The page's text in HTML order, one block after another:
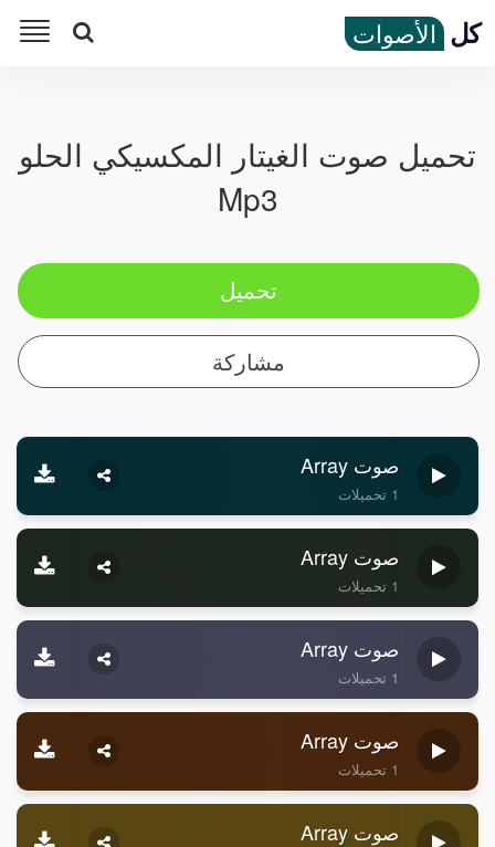
كل الأصوات
تحميل صوت الغيتار المكسيكي الحلو
Mp3
تحميل
مشاركة
صوت Array
1 تحميلات
صوت Array
1 تحميلات
صوت Array
1 تحميلات
صوت Array
1 تحميلات
صوت Array